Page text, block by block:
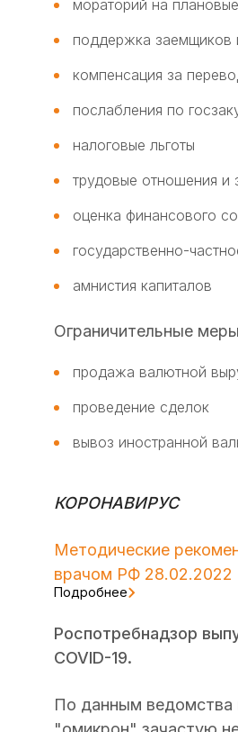
мораторий на
поддержка заемщиков
компенсация за
послабления по
налоговые льготы
трудовые отношения и
оценка финансового
государственно-
амнистия капиталов
Ограничительные
продажа валютной
проведение сделок
вывоз иностранной
КОРОНАВИРУС
Методические
врачом РФ 28.02.2022
Подробнее
Роспотребнадзор
COVID-19.
По данным ведомства